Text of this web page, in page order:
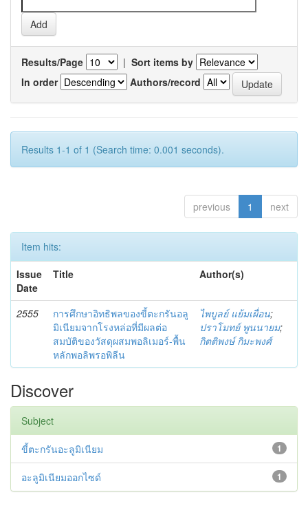
Results/Page | Sort items by
In order
Authors/record
Results 1-1 of 1 (Search time: 0.001 seconds).
previous 1 next
Item hits:
Issue
Date
Title Author(s)
2555
การศึกษาอิทธิพลของขี้ตะกรันอลู
มิเนียมจากโรงหล่อที่มีผลต่อ
สมบัติของวัสดุผสมพอลิเมอร์-พื้น
หลักพอลิพรอพิลีน
ไพบูลย์ แย้มเผื่อน;
ปราโมทย์ พูนนายม;
กิตติพงษ์ กิมะพงศ์
Discover
Subject
1
ขี้ตะกรันอะลูมิเนียม
1
อะลูมิเนียมออกไซด์